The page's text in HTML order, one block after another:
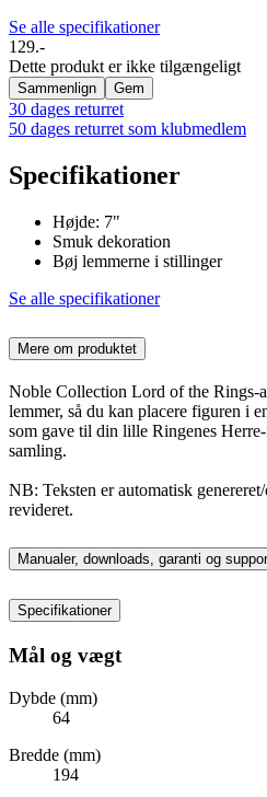
Se alle specifikationer
129.-
Dette produkt er ikke tilgængeligt
Sammenlign Gem
30 dages returret
50 dages returret som klubmedlem
Specifikationer
Højde: 7"
Smuk dekoration
Bøj lemmerne i stillinger
Se alle specifikationer
Mere om produktet
Noble Collection Lord of the Rings-
lemmer, så du kan placere figuren i
som gave til din lille Ringenes
samling.
NB: Teksten er automatisk
revideret.
Manualer, downloads, garanti og
Specifikationer
Mål og vægt
Dybde (mm)
64
Bredde (mm)
194